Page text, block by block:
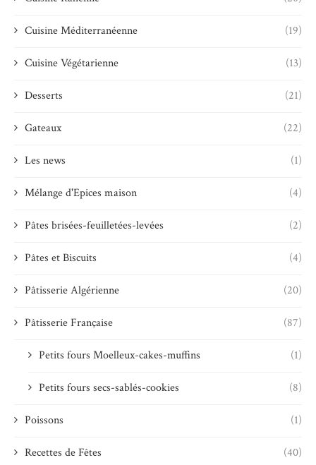
Cuisine Méditerranéenne (19)
Cuisine Végétarienne (13)
Desserts (21)
Gateaux (22)
Les news (1)
Mélange d'Epices maison (4)
Pâtes brisées-feuilletées-levées (2)
Pâtes et Biscuits (4)
Pâtisserie Algérienne (20)
Pâtisserie Française (87)
Petits fours Moelleux-cakes-muffins (1)
Petits fours secs-sablés-cookies (8)
Poissons (1)
Recettes de Fêtes (40)